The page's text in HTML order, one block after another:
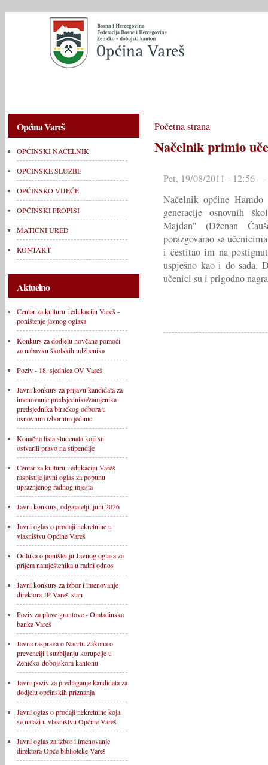
Općina Vareš
OPĆINSKI NAČELNIK
OPĆINSKE SLUŽBE
OPĆINSKO VIJEĆE
OPĆINSKI PROPISI
MATIČNI URED
KONTAKT
Aktuelno
Centar za kulturu i edukaciju Vareš -
poništenje javnog oglasa
Konkurs za dodjelu novčane pomoći
za nabavku školskih udžbenika
Poziv - 18. sjednica OV Vareš
Javni konkurs za prijavu kandidata za
imenovanje predsjednika/zamjenika
predsjednika biračkog odbora u
osnovnim izbornim jedinic
Konačna lista studenata koji su
ostvarili pravo na stipendije
Centar za kulturu i edukaciju Vareš
raspisuje javni oglas za popunu
upražnjenog radnog mjesta
Javni konkurs, odgajatelji, juni 2026
Javni oglas o prodaji nekretnine u
vlasništvu Općine Vareš
Odluka o poništenju Javnog oglasa za
prijem namještenika u radni odnos
Javni konkurs za izbor i imenovanje
direktora JP Vareš-stan
Poziv za plave grantove - Omladinska
banka Vareš
Javna rasprava o Nacrtu Zakona o
prevenciji i suzbijanju korupcije u
Zeničko-dobojskom kantonu
Javni poziv za predlaganje kandidata za
dodjelu općinskih priznanja
Javni oglas o prodaji nekretnine koja
se nalazi u vlasništvu Općine Vareš
Javni oglas za izbor i imenovanje
direktora Opće biblioteke Vareš
Početna strana
Načelnik primio
Pet, 19/08/2011 - 12:56
Načelnik općine
generacije osnovnih
Majdan" (Dženan
porazgovarao sa
i čestitao im na
uspješno kao i do sada.
učenici su i prigodno